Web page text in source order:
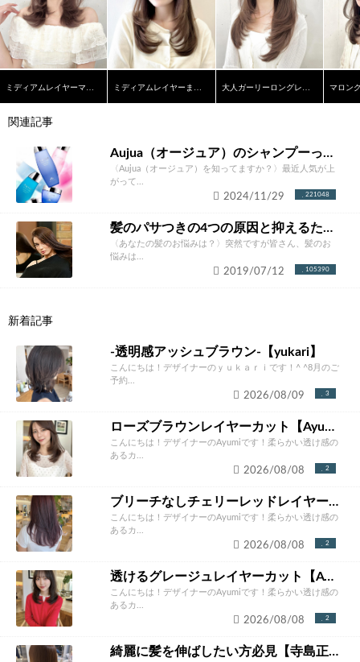
ミディアムレイヤーマロンブラウン ミディアムレイヤーまろやかベージュ 大人ガーリーロングレイヤー
関連記事
Aujua（オージュア）のシャンプーって本当にいいの？ソムリエが徹底解説！
〈Aujua（オージュア）を知ってますか？〉最近人気が上
がって...
221048
2024/11/29
髪のパサつきの4つの原因と抑えるための改善方法とは？あなたにあったケア方法をご紹介！
〈あなたの髪のお悩みは？〉突然ですが皆さん、髪のお
悩みは...
105390
2019/07/12
新着記事
-透明感アッシュブラウン-【yukari】
こんにちは！デザイナーのｙｕｋａｒｉです！^ ^8月のご
予約...
3
2026/08/09
ローズブラウンレイヤーカット【Ayumi】
こんにちは！デザイナーのAyumiです！柔らかい透け感の
あるカ...
2
2026/08/08
ブリーチなしチェリーレッドレイヤー【Ayumi】
こんにちは！デザイナーのAyumiです！柔らかい透け感の
あるカ...
2
2026/08/08
透けるグレージュレイヤーカット【Ayumi】
こんにちは！デザイナーのAyumiです！柔らかい透け感の
あるカ...
2
2026/08/08
綺麗に髪を伸ばしたい方必見【寺島正貴】